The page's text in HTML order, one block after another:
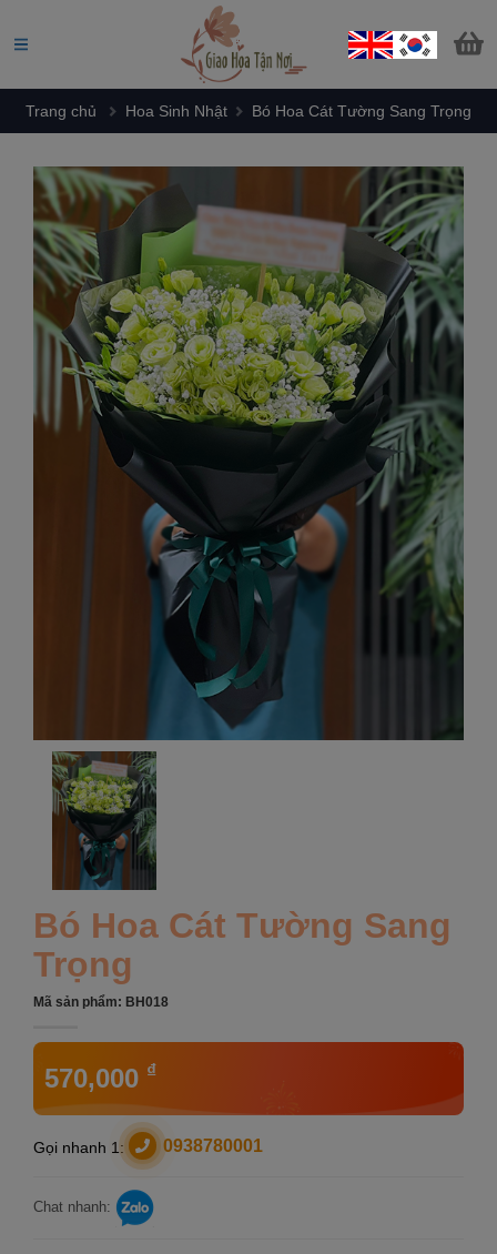
Trang chủ Hoa Sinh Nhật Bó Hoa Cát Tường Sang Trọng
Bó Hoa Cát Tường Sang
Trọng
Mã sản phẩm: BH018
570,000 ₫
Gọi nhanh 1: 0938780001
Chat nhanh: